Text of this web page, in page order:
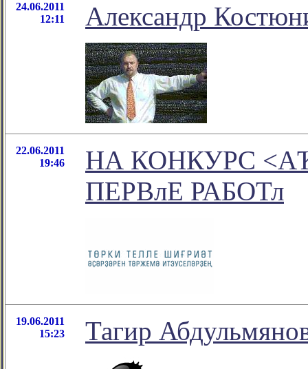
24.06.2011
12:11
Александр
22.06.2011
19:46
НА КОНКУРС
ПЕРВлЕ РАБОТл
19.06.2011
15:23
Тагир